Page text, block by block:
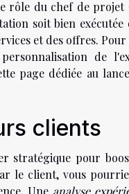
rôle du chef de
soit bien
et des offres.
de
page dédiée au
clients
stratégique pour
le client, vous
Une analyse